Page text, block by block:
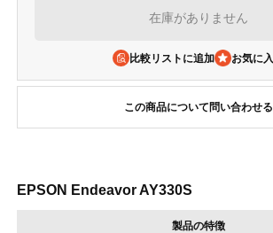
在庫がありません
比較リストに追加
この商品について問い合わせる
EPSON Endeavor AY330S
製品の特徴